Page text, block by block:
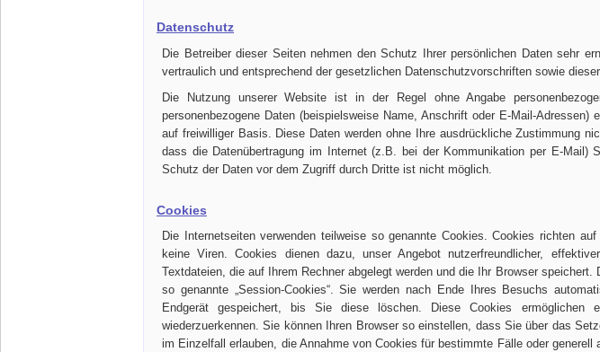
Datenschutz
Die Betreiber dieser Seiten nehmen den Schutz Ihrer persönlichen Daten sehr
vertraulich und entsprechend der gesetzlichen Datenschutzvorschriften sowie
Die Nutzung unserer Website ist in der Regel ohne Angabe
personenbezogene Daten (beispielsweise Name, Anschrift oder E-Mail-
auf freiwilliger Basis. Diese Daten werden ohne Ihre ausdrückliche Zustimmung
dass die Datenübertragung im Internet (z.B. bei der Kommunikation per E-Mail)
Schutz der Daten vor dem Zugriff durch Dritte ist nicht möglich.
Cookies
Die Internetseiten verwenden teilweise so genannte Cookies. Cookies richten
keine Viren. Cookies dienen dazu, unser Angebot nutzerfreundlicher,
Textdateien, die auf Ihrem Rechner abgelegt werden und die Ihr Browser
so genannte „Session-Cookies“. Sie werden nach Ende Ihres Besuchs
Endgerät gespeichert, bis Sie diese löschen. Diese Cookies
wiederzuerkennen. Sie können Ihren Browser so einstellen, dass Sie über das
im Einzelfall erlauben, die Annahme von Cookies für bestimmte Fälle oder